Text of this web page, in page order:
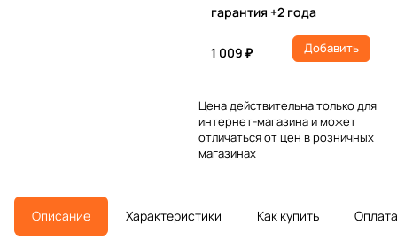
гарантия +2 года
1 009 ₽ Добавить
Цена действительна только для
интернет-магазина и может
отличаться от цен в розничных
магазинах
Описание Характеристики Как купить Оплата